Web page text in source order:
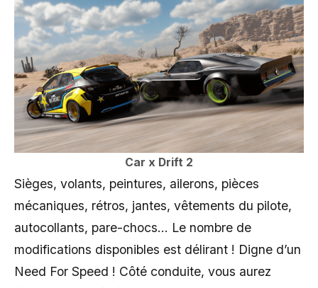
Car x Drift 2
Sièges, volants, peintures, ailerons, pièces
mécaniques, rétros, jantes, vêtements du pilote,
autocollants, pare-chocs… Le nombre de
modifications disponibles est délirant ! Digne d’un
Need For Speed ! Côté conduite, vous aurez